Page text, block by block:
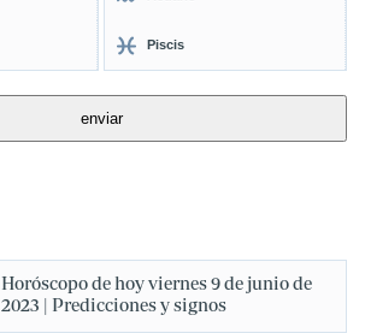
Piscis
Horóscopo de hoy viernes 9 de junio de
2023 | Predicciones y signos